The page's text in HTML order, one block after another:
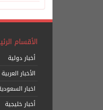
الأقسام
أخبار دولية
الأخبار العربية
اخبار
أخبار خليجية